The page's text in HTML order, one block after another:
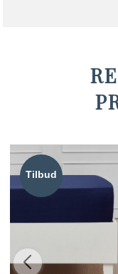
Tilbud